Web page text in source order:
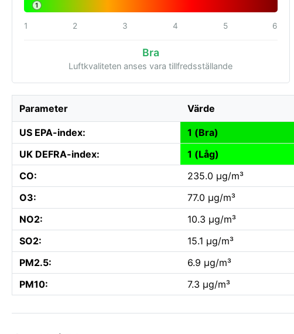
1
1 2 3 4 5 6
Bra
Luftkvaliteten anses vara tillfredsställande
Parameter Värde
US EPA-index:
1 (Bra)
UK DEFRA-index:
1 (Låg)
CO:
235.0 µg/m³
O3:
77.0 µg/m³
NO2:
10.3 µg/m³
SO2:
15.1 µg/m³
PM2.5:
6.9 µg/m³
PM10:
7.3 µg/m³